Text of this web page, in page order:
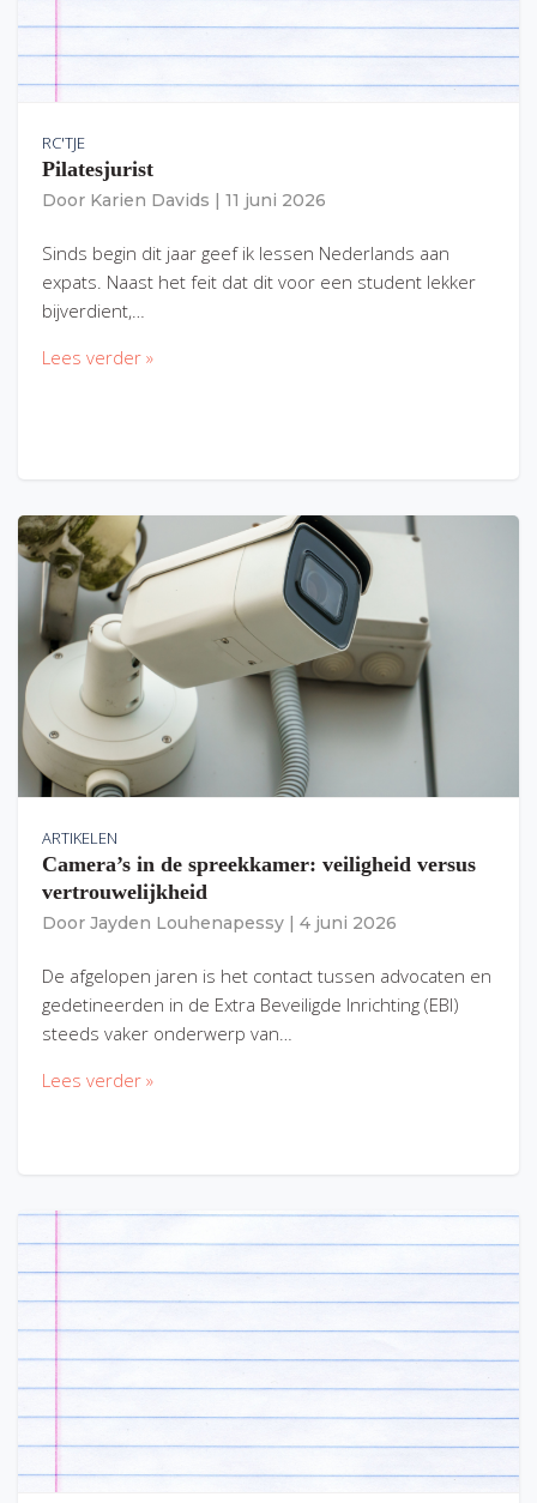
RC'TJE
Pilatesjurist
Door Karien Davids 11 juni 2026
Sinds begin dit jaar geef ik lessen Nederlands aan
expats. Naast het feit dat dit voor een student lekker
bijverdient,…
Lees verder »
ARTIKELEN
Camera’s in de spreekkamer: veiligheid versus
vertrouwelijkheid
Door Jayden Louhenapessy 4 juni 2026
De afgelopen jaren is het contact tussen advocaten en
gedetineerden in de Extra Beveiligde Inrichting (EBI)
steeds vaker onderwerp van…
Lees verder »